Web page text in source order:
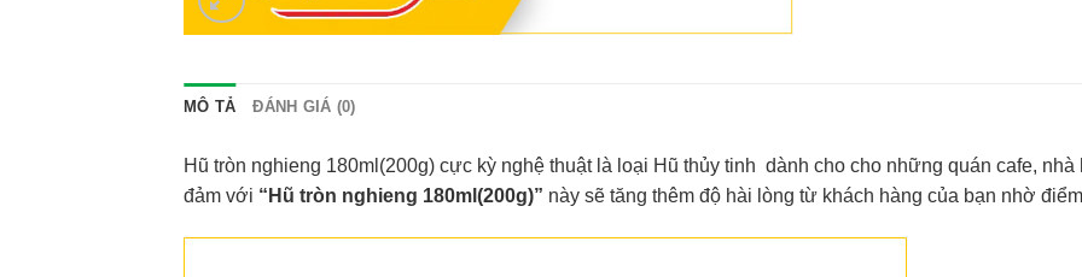
MÔ TẢ ĐÁNH GIÁ (0)
Hũ tròn nghieng 180ml(200g) cực kỳ nghệ thuật là loại Hũ thủy tinh dành cho cho những quán cafe,
đảm với “Hũ tròn nghieng 180ml(200g)” này sẽ tăng thêm độ hài lòng từ khách hàng của bạn nhờ